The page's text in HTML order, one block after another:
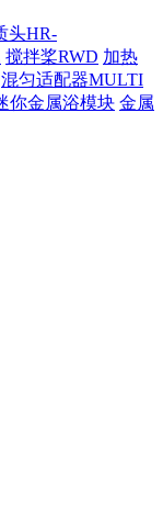
头HR-
搅拌桨RWD 加热
混匀适配器MULTI
你金属浴模块 金属